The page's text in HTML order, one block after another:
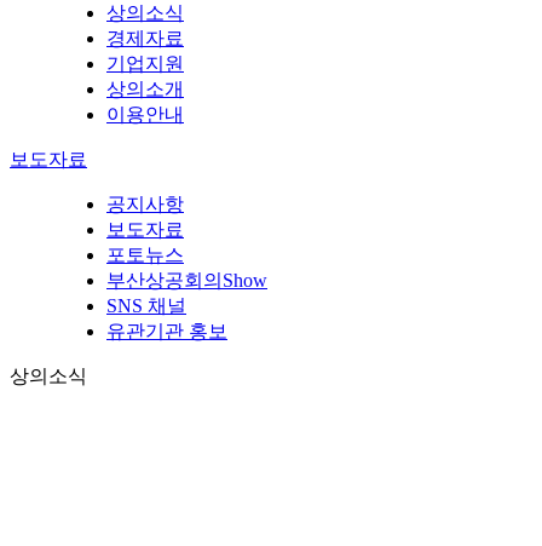
상의소식
경제자료
기업지원
상의소개
이용안내
보도자료
공지사항
보도자료
포토뉴스
부산상공회의Show
SNS 채널
유관기관 홍보
상의소식